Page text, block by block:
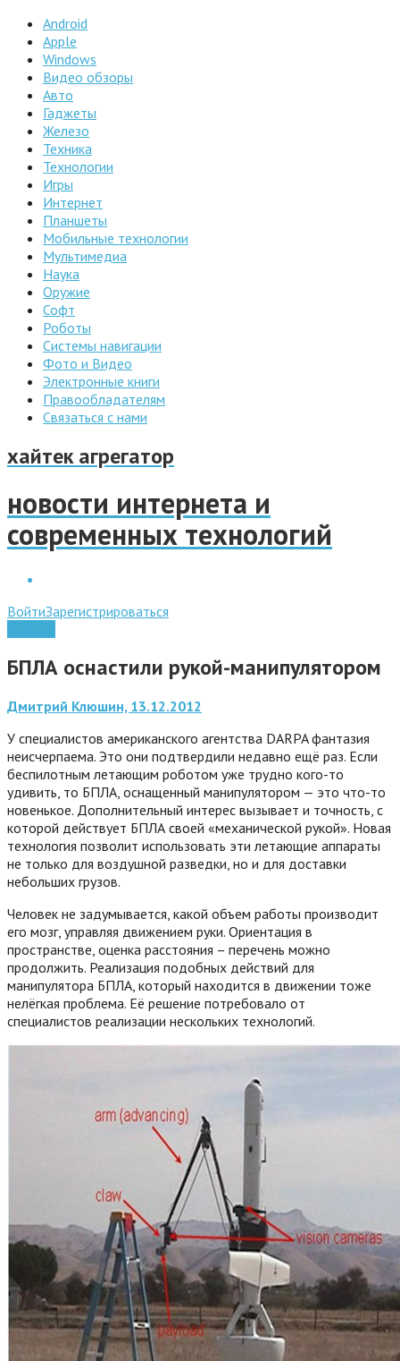
Android
Apple
Windows
Видео обзоры
Авто
Гаджеты
Железо
Техника
Технологии
Игры
Интернет
Планшеты
Мобильные технологии
Мультимедиа
Наука
Оружие
Софт
Роботы
Системы навигации
Фото и Видео
Электронные книги
Правообладателям
Связаться с нами
хайтек агрегатор
новости интернета и
современных технологий
ВойтиЗарегистрироваться
БПЛА оснастили рукой-манипулятором
Дмитрий Клюшин, 13.12.2012
У специалистов американского агентства DARPA фантазия
неисчерпаема. Это они подтвердили недавно ещё раз. Если
беспилотным летающим роботом уже трудно кого-то
удивить, то БПЛА, оснащенный манипулятором — это что-то
новенькое. Дополнительный интерес вызывает и точность, с
которой действует БПЛА своей «механической рукой». Новая
технология позволит использовать эти летающие аппараты
не только для воздушной разведки, но и для доставки
небольших грузов.
Человек не задумывается, какой объем работы производит
его мозг, управляя движением руки. Ориентация в
пространстве, оценка расстояния – перечень можно
продолжить. Реализация подобных действий для
манипулятора БПЛА, который находится в движении тоже
нелёгкая проблема. Её решение потребовало от
специалистов реализации нескольких технологий.